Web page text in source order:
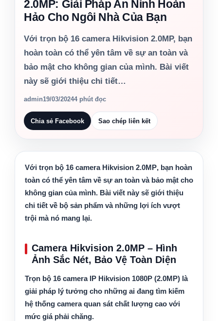
2.0MP: Giải Pháp An Ninh Hoàn
Hảo Cho Ngôi Nhà Của Bạn
Với trọn bộ 16 camera Hikvision 2.0MP, bạn
hoàn toàn có thể yên tâm về sự an toàn và
bảo mật cho không gian của mình. Bài viết
này sẽ giới thiệu chi tiết…
admin19/03/20244 phút đọc
Chia sẻ Facebook Sao chép liên kết
Với trọn bộ 16 camera Hikvision 2.0MP, bạn hoàn
toàn có thể yên tâm về sự an toàn và bảo mật cho
không gian của mình. Bài viết này sẽ giới thiệu
chi tiết về bộ sản phẩm và những lợi ích vượt
trội mà nó mang lại.
Camera Hikvision 2.0MP – Hình
Ảnh Sắc Nét, Bảo Vệ Toàn Diện
Trọn bộ 16 camera IP Hikvision 1080P (2.0MP) là
giải pháp lý tưởng cho những ai đang tìm kiếm
hệ thống camera quan sát chất lượng cao với
mức giá phải chăng.